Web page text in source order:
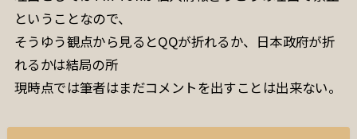
ということなので、
そうゆう観点から見るとQQが折れるか、日本政府が折
れるかは結局の所
現時点では筆者はまだコメントを出すことは出来ない。